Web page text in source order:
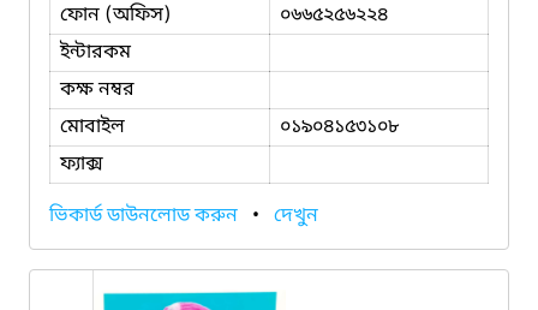
ফোন (অফিস)
০৬৬৫২৫৬২২৪
ইন্টারকম
কক্ষ নম্বর
মোবাইল
০১৯০৪১৫৩১০৮
ফ্যাক্স
ভিকার্ড ডাউনলোড করুন • দেখুন